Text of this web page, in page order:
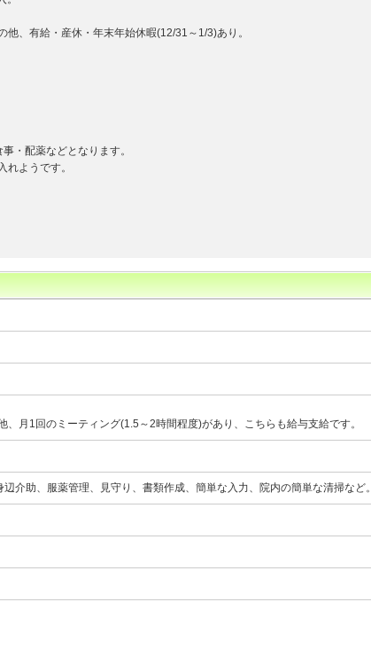
、有給・産休・年末年始休暇(12/31～1/3)あり。
・配薬などとなります。
ようです。
月1回のミーティング(1.5～2時間程度)があり、こちらも給与支給です。
介助、服薬管理、見守り、書類作成、簡単な入力、院内の簡単な清掃など。